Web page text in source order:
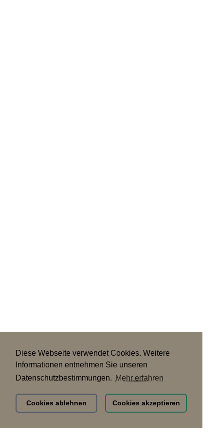
Diese Webseite verwendet Cookies. Weitere
Informationen entnehmen Sie unseren
Datenschutzbestimmungen. Mehr erfahren
Cookies ablehnen Cookies akzeptieren